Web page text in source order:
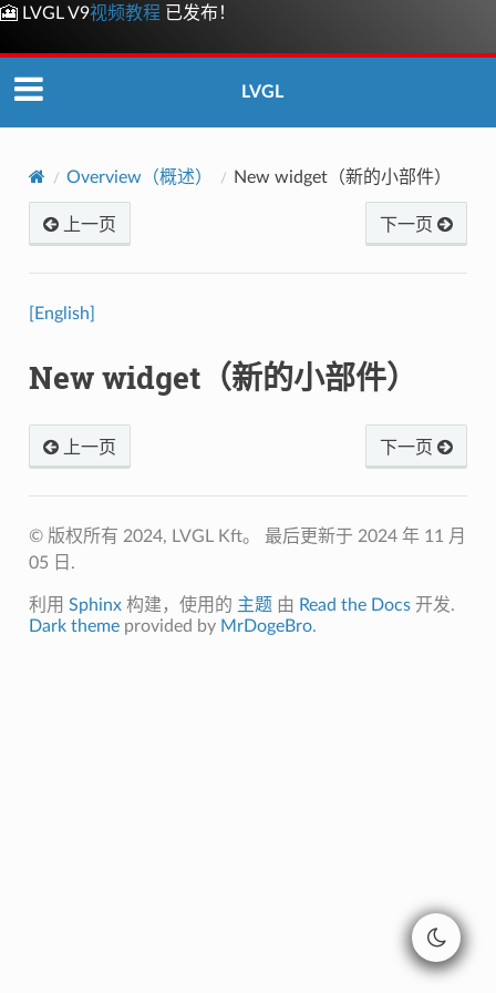
🎦 LVGL V9视频教程 已发布！
LVGL
Overview（概述） New widget（新的小部件）
上一页 下一页
[English]
New widget（新的小部件）
上一页 下一页
© 版权所有 2024, LVGL Kft。 最后更新于 2024 年 11 月
05 日.
利用 Sphinx构建，使用的 主题 由 Read the Docs开发.
Dark themeprovided by MrDogeBro.